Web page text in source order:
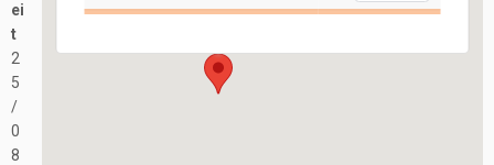
Veranstaltungen
ei
t
2
5
/
0
8